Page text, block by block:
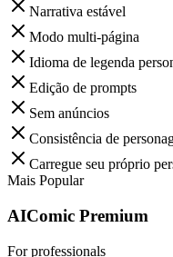
Narrativa estável
Modo multi-página
Idioma de legenda
Edição de prompts
Sem anúncios
Consistência de
Carregue seu próprio
Mais Popular
AIComic Premium
For professionals